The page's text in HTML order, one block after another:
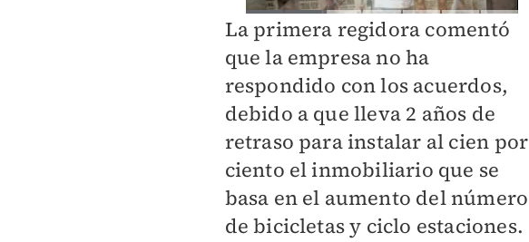
La primera regidora comentó
que la empresa no ha
respondido con los acuerdos,
debido a que lleva 2 años de
retraso para instalar al cien por
ciento el inmobiliario que se
basa en el aumento del número
de bicicletas y ciclo estaciones.